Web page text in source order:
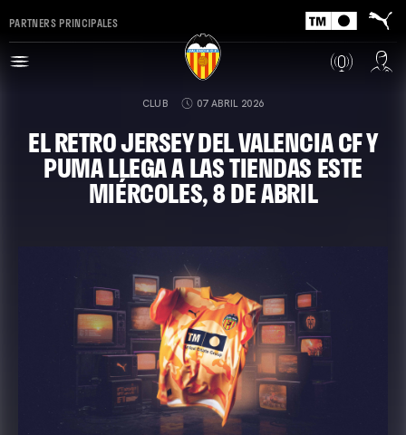
PARTNERS PRINCIPALES
CLUB 07 ABRIL 2026
EL RETRO JERSEY DEL VALENCIA CF Y
PUMA LLEGA A LAS TIENDAS ESTE
MIÉRCOLES, 8 DE ABRIL